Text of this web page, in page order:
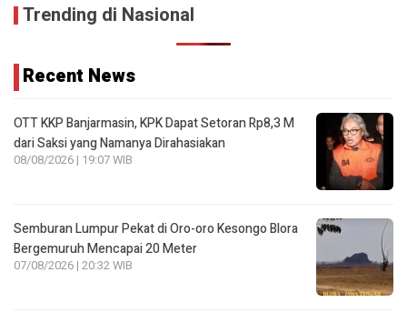
Trending di Nasional
Recent News
OTT KKP Banjarmasin, KPK Dapat Setoran Rp8,3 M
dari Saksi yang Namanya Dirahasiakan
08/08/2026 | 19:07 WIB
Semburan Lumpur Pekat di Oro-oro Kesongo Blora
Bergemuruh Mencapai 20 Meter
07/08/2026 | 20:32 WIB